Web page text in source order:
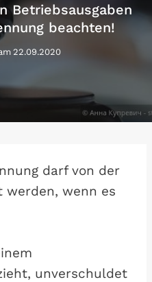
Betriebsausgaben
beachten!
22.09.2020
darf von der
werden, wenn es
unverschuldet